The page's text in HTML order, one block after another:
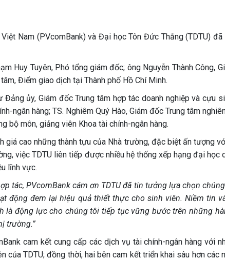
Nam (PVcomBank) và Đại học Tôn Đức Thắng (TDTU)
Huy Tuyên, Phó tổng giám đốc; ông Nguyễn Thành Công,
Điểm giao dịch tại Thành phố Hồ Chí Minh.
Đảng ủy, Giám đốc Trung tâm hợp tác doanh nghiệp và cựu
ngân hàng; TS. Nghiêm Quý Hào, Giám đốc Trung tâm
bộ môn, giảng viên Khoa tài chính-ngân hàng.
giá cao những thành tựu của Nhà trường, đặc biệt ấn tượng
việc TDTU liên tiếp được nhiều hệ thống xếp hạng đại học
lĩnh vực.
tác, PVcomBank cám ơn TDTU đã tin tưởng lựa chọn
động đem lại hiệu quả thiết thực cho sinh viên. Niềm tin
là động lực cho chúng tôi tiếp tục vững bước trên những
trường.”
cam kết cung cấp các dịch vụ tài chính-ngân hàng với
của TDTU; đồng thời, hai bên cam kết triển khai sâu hơn các